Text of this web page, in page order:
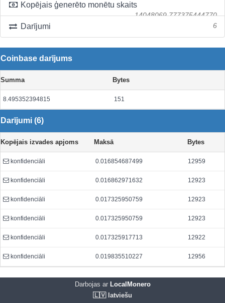
Kopējais ģenerēto monētu skaits
14048069.777375444770
Darījumi 6
Coinbase darījums
Summa Bytes
8.495352394815 151
Darījumi (6)
Kopējais izvades apjoms Maksā Bytes
konfidenciāli 0.016854687499 12959
konfidenciāli 0.016862971632 12923
konfidenciāli 0.017325950759 12923
konfidenciāli 0.017325950759 12923
konfidenciāli 0.017325917713 12922
konfidenciāli 0.019835510227 12956
Darbojas arLocalMonero
🇱🇻 latviešu